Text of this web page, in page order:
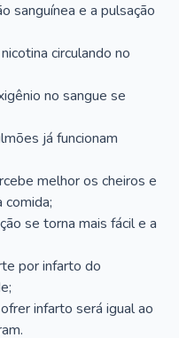
sanguínea e a pulsação
circulando no
no sangue se
já funcionam
melhor os cheiros e
se torna mais fácil e a
por infarto do
infarto será igual ao